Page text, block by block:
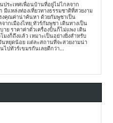
ประเทศเพื่อนบ้านที่อยู่ไม่ไกลจาก
มีแหล่งท่องเที่ยวทางธรรมชาติที่สวยงาม
คุณค่าน่าค้นหา ด้วยกัมพูชาเป็น
ากเมืองไทย ทัวร์กัมพูชา เดินทางเป็น
าย ราคาค่าตั๋วเครื่องบินก็ไม่แพง เดิน
มงก็ถึงแล้ว เหมาะเป็นอย่างยิ่งสำหรับ
นหยุดน้อย แต่ละสถานที่จะสวยงามน่า
ไปทัวร์เขมรกันเลยดีกว่า...